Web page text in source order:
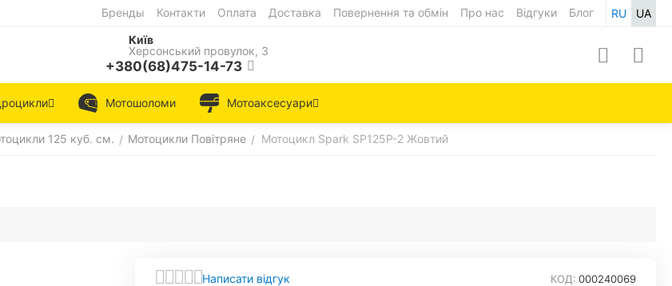
RU UA
Бренды Контакти Оплата Доставка Повернення та обмін Про нас Відгуки
Блог
Київ
Херсонський провулок, 3
+380(68)475-14-73
Мотошоломи Мотоаксесуари
125 куб. см. / Мотоцикли Повітряне / Мотоцикл Spark SP125P-2 Жовтий
Написати відгук КОД: 000240069